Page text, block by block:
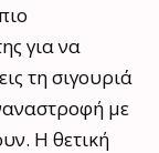
για να
τη σιγουριά
με
Η θετική